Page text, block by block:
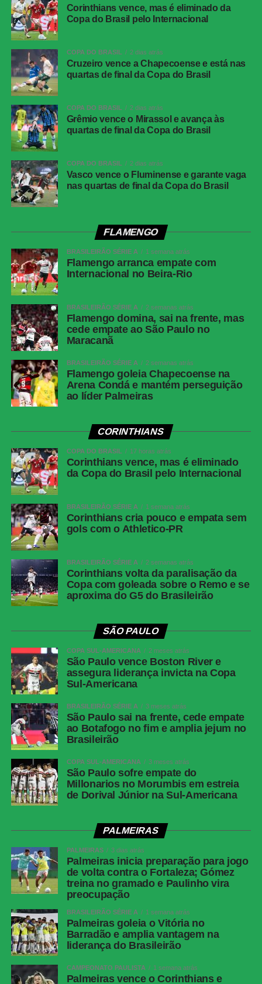
Corinthians vence, mas é eliminado da
Copa do Brasil pelo Internacional
COPA DO BRASIL 2 dias atrás
Cruzeiro vence a Chapecoense e está nas
quartas de final da Copa do Brasil
COPA DO BRASIL 2 dias atrás
Grêmio vence o Mirassol e avança às
quartas de final da Copa do Brasil
COPA DO BRASIL 2 dias atrás
Vasco vence o Fluminense e garante vaga
nas quartas de final da Copa do Brasil
FLAMENGO
BRASILEIRÃO SÉRIE A 1 semana atrás
Flamengo arranca empate com
Internacional no Beira-Rio
BRASILEIRÃO SÉRIE A 2 semanas atrás
Flamengo domina, sai na frente, mas
cede empate ao São Paulo no
Maracanã
BRASILEIRÃO SÉRIE A 2 semanas atrás
Flamengo goleia Chapecoense na
Arena Condá e mantém perseguição
ao líder Palmeiras
CORINTHIANS
COPA DO BRASIL 17 horas atrás
Corinthians vence, mas é eliminado
da Copa do Brasil pelo Internacional
BRASILEIRÃO SÉRIE A 1 semana atrás
Corinthians cria pouco e empata sem
gols com o Athletico-PR
BRASILEIRÃO SÉRIE A 2 semanas atrás
Corinthians volta da paralisação da
Copa com goleada sobre o Remo e se
aproxima do G5 do Brasileirão
SÃO PAULO
COPA SUL-AMERICANA 2 meses atrás
São Paulo vence Boston River e
assegura liderança invicta na Copa
Sul-Americana
BRASILEIRÃO SÉRIE A 3 meses atrás
São Paulo sai na frente, cede empate
ao Botafogo no fim e amplia jejum no
Brasileirão
COPA SUL-AMERICANA 3 meses atrás
São Paulo sofre empate do
Millonarios no Morumbis em estreia
de Dorival Júnior na Sul-Americana
PALMEIRAS
PALMEIRAS 3 dias atrás
Palmeiras inicia preparação para jogo
de volta contra o Fortaleza; Gómez
treina no gramado e Paulinho vira
preocupação
BRASILEIRÃO SÉRIE A 1 semana atrás
Palmeiras goleia o Vitória no
Barradão e amplia vantagem na
liderança do Brasileirão
CAMPEONATO PAULISTA 1 semana atrás
Palmeiras vence o Corinthians e